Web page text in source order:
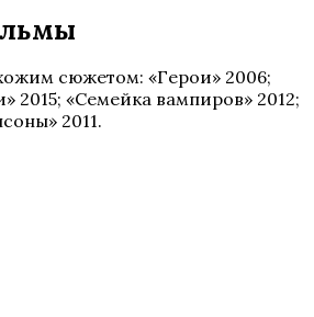
сюжетом: «Герои» 2006;
2015; «Семейка вампиров» 2012;
2011.